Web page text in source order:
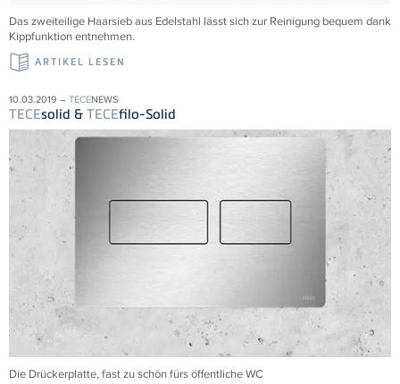
Das zweiteilige Haarsieb aus Edelstahl lässt sich zur Reinigung bequem dank
Kippfunktion entnehmen.
ARTIKEL LESEN
10.03.2019 – TECENEWS
TECEsolid & TECEfilo-Solid
Die Drückerplatte, fast zu schön fürs öffentliche WC